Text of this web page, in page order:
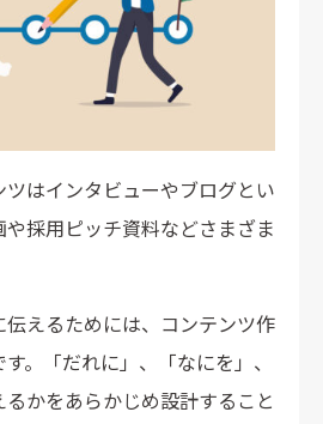
はインタビューやブログとい
採用ピッチ資料などさまざま
えるためには、コンテンツ作
。「だれに」、「なにを」、
るかをあらかじめ設計すること